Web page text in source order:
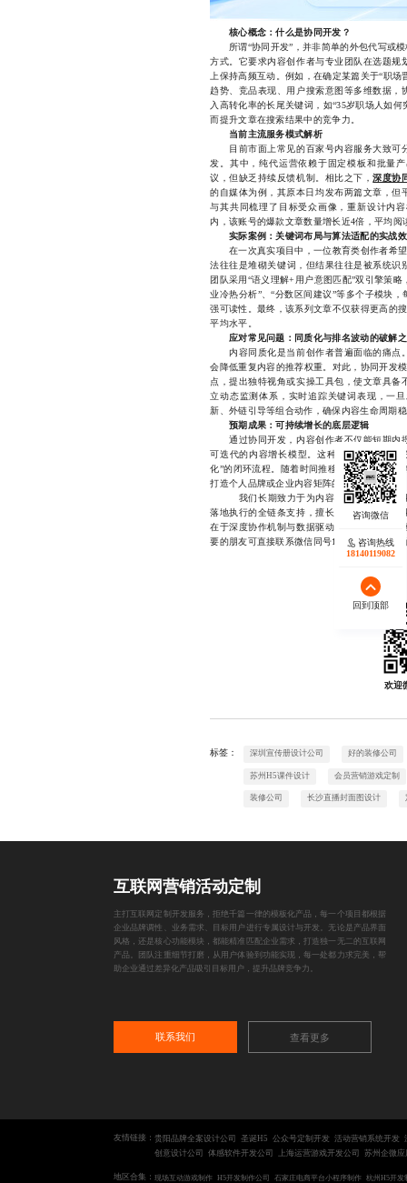
核心概念：什么是协同开发？
所谓“协同开发”，并非简单的外包代写或模
方式。它要求内容创作者与专业团队在选题
上保持高频互动。例如，在确定某篇关于“职
趋势、竞品表现、用户搜索意图等多维数据
入高转化率的长尾关键词，如“35岁职场人如
而提升文章在搜索结果中的竞争力。
当前主流服务模式解析
目前市面上常见的百家号内容服务大致可
发。其中，纯代运营依赖于固定模板和批量
议，但缺乏持续反馈机制。相比之下，深度协
的自媒体为例，其原本日均发布两篇文章，但
与其共同梳理了目标受众画像，重新设计内
内，该账号的爆款文章数量增长近4倍，平均
实际案例：关键词布局与算法适配的实战
在一次真实项目中，一位教育类创作者希望
法往往是堆砌关键词，但结果往往是被系统识
团队采用“语义理解+用户意图匹配”双引擎策
业冷热分析”、“分数区间建议”等多个子模块
强可读性。最终，该系列文章不仅获得更高的
平均水平。
应对常见问题：同质化与排名波动的破解
内容同质化是当前创作者普遍面临的痛点
会降低重复内容的推荐权重。对此，协同开发
点，提出独特视角或实操工具包，使文章具
立动态监测体系，实时追踪关键词表现，一
新、外链引导等组合动作，确保内容生命周期
预期成果：可持续增长的底层逻辑
通过协同开发，内容创作者不仅能短期内
可迭代的内容增长模型。这种模式打破了“
化”的闭环流程。随着时间推移，账号的权重
打造个人品牌或企业内容矩阵的用户而言，协
我们长期致力于为内容创作者提供定制化
落地执行的全链条支持，擅长结合平台算法
在于深度协作机制与数据驱动决策能力，帮
要的朋友可直接联系微信同号18140119082，
欢迎
标签： 深圳宣传册设计公司 好的装修公司
苏州H5课件设计 会员营销游戏定制
装修公司 长沙直播封面图设计
咨询热线
18140119082
回到顶部
互联网营销活动定制
主打互联网定制开发服务，拒绝千篇一律的模板化产品，每一个项目都根据
企业品牌调性、业务需求、目标用户进行专属设计与开发。无论是产品界面
风格，还是核心功能模块，都能精准匹配企业需求，打造独一无二的互联网
产品。团队注重细节打磨，从用户体验到功能实现，每一处都力求完美，帮
助企业通过差异化产品吸引目标用户，提升品牌竞争力。
联系我们 查看更多
友情链接： 贵阳品牌全案设计公司 圣诞H5 公众号定制开发 活动营销系统开发
创意设计公司
体感软件开发公司 上海运营游戏开发公司 苏州企微
地区合集： 现场互动游戏制作 H5开发制作公司 石家庄电商平台小程序制作 杭州H5开发